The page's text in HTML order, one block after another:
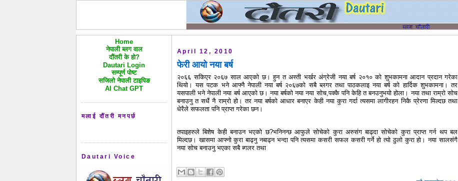
Home
नेपाली ब्लग वाल
दौंतरी के हो?
Dautari Login
सम्पूर्ण पोष्ट
सजिलो नेपाली टाइपिङ
AI Chat GPT
मलाई दौंतरी मनपर्छ
Dautari Voice
April 12, 2010
फेरी आयो नया बर्ष
२०६६ सकिएर २०६७ साल आएको छ। हुन त अस्ती भर्खर अंग्रेजी नया बर्ष २०१० को शुभकामना आदान प्रदान गरेका
थियो। यस पटक भने आफ्नै नेपाली नया बर्ष २०६७को सबै ब्लगर तथा पाठकलाइ नया बर्ष को हार्दिक शुभकामना। तर
यसपाली भने नेपाली नया बर्ष आएको छ। नया बर्षको नया नया सोच,पक्कै पनि केहि त बनउनुभयो होला। नया तथा राम्रो सोच
बनाउनु त सधैं नै राम्रो हो। तर नया बर्षको आधार बनाएर केही नया कुरा गर्दा त्यसमा लागीरहन निकै प्रेरणा मिल्दछ तथा
धेरैले सफलता पनि प्राप्त गरेका छन।
तपाइहरुले बिशेष केही बनाउन भएको छ?भनिनन्छ आफुले सोचेको कुरा अरुसंग बाढ्दा सोचेको कुरा प्राप्त गर्न थप बल
मिल्दछ। खासमा आफ्नो कुरा बाढ्नु नबाढ्न भन्दा पनि त्यसमा कसरी सफल कसरी गर्ने हो त्यो ठुलो कुरा हो। नया सालसंगै
नया सोच बनाउनु भएका सबै ब्गलर तथा